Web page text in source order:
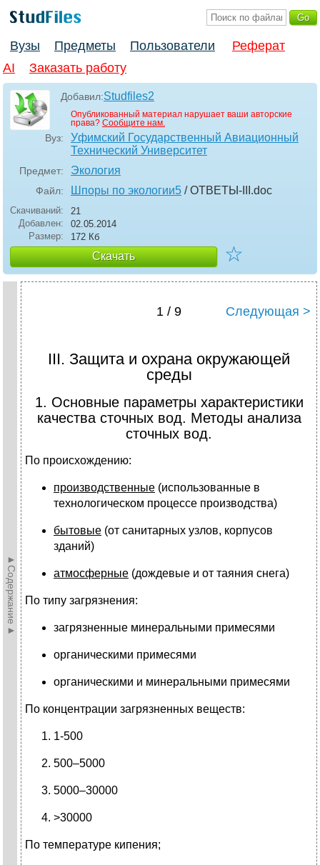
Вузы Предметы Пользователи
Реферат
AI
Заказать работу
Добавил:Studfiles2
Опубликованный материал нарушает ваши авторские
права? Сообщите нам.
Вуз:
Уфимский Государственный Авиационный
Технический Университет
Предмет: Экология
Файл: Шпоры по экологии5 / ОТВЕТЫ-III .doc
Скачиваний:
21
Добавлен:
02.05.2014
Размер:
172 Кб
Скачать ☆
►Содержание►
1 / 9 Следующая >
III. Защита и охрана окружающей
среды
1. Основные параметры характеристики
качества сточных вод. Методы анализа
сточных вод.
По происхождению:
производственные (использованные в
технологическом процессе производства)
бытовые (от санитарных узлов, корпусов
зданий)
атмосферные (дождевые и от таяния снега)
По типу загрязнения:
загрязненные минеральными примесями
органическими примесями
органическими и минеральными примесями
По концентрации загрязненных веществ:
1-500
500–5000
5000–30000
>30000
По температуре кипения;